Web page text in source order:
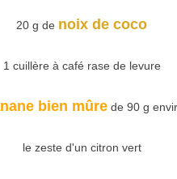
20 g de noix de coco
1 cuillère à café rase de levure
bien mûrede 90 g
le zeste d'un citron vert